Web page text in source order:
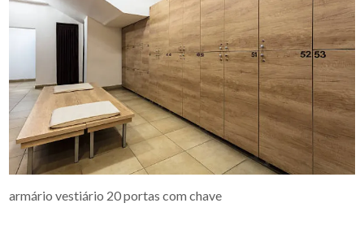
armário vestiário 20 portas com chave